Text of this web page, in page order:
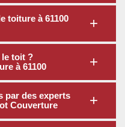
toiture à 61100
le toit ?
à 61100
par des experts
Couverture